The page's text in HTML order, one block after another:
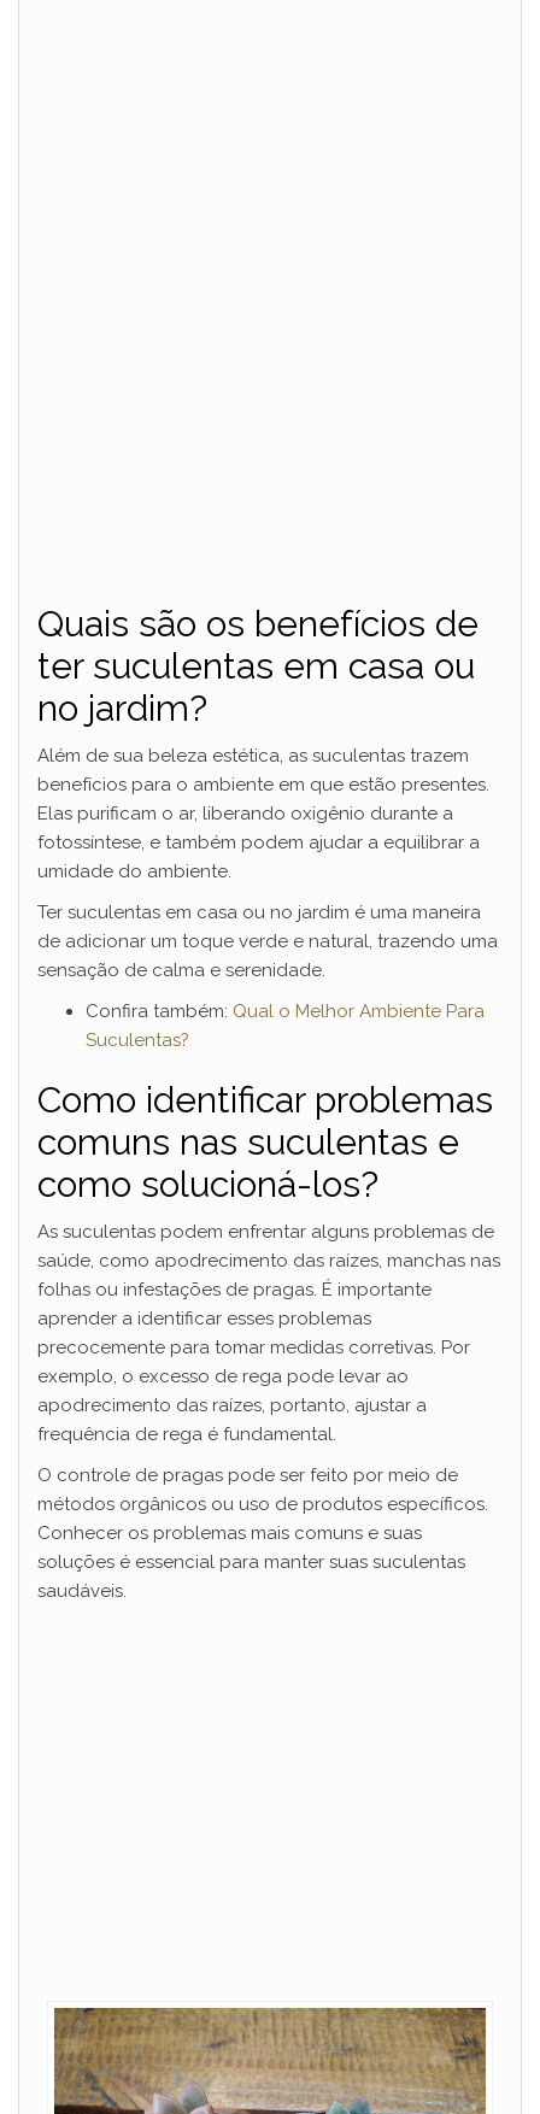
Quais são os benefícios de
ter suculentas em casa ou
no jardim?
Além de sua beleza estética, as suculentas trazem
benefícios para o ambiente em que estão presentes.
Elas purificam o ar, liberando oxigênio durante a
fotossíntese, e também podem ajudar a equilibrar a
umidade do ambiente.
Ter suculentas em casa ou no jardim é uma maneira
de adicionar um toque verde e natural, trazendo uma
sensação de calma e serenidade.
Confira também: Qual o Melhor Ambiente Para
Suculentas?
Como identificar problemas
comuns nas suculentas e
como solucioná-los?
As suculentas podem enfrentar alguns problemas de
saúde, como apodrecimento das raízes, manchas nas
folhas ou infestações de pragas. É importante
aprender a identificar esses problemas
precocemente para tomar medidas corretivas. Por
exemplo, o excesso de rega pode levar ao
apodrecimento das raízes, portanto, ajustar a
frequência de rega é fundamental.
O controle de pragas pode ser feito por meio de
métodos orgânicos ou uso de produtos específicos.
Conhecer os problemas mais comuns e suas
soluções é essencial para manter suas suculentas
saudáveis.